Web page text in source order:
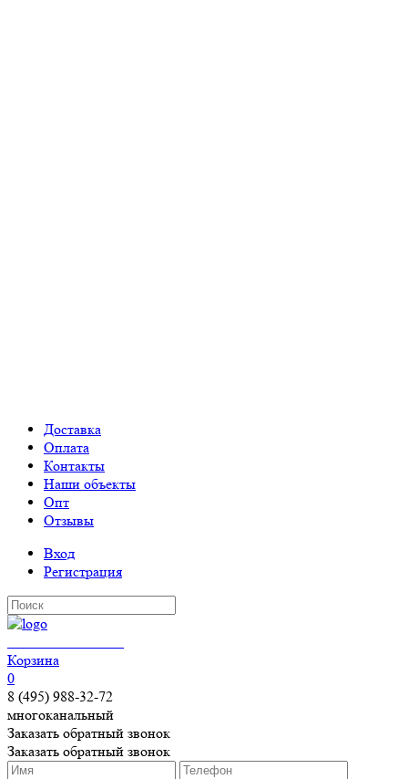
Доставка
Оплата
Контакты
Наши объекты
Опт
Отзывы
Вход
Регистрация
Корзина
0
8 (495) 988-32-72
многоканальный
Заказать обратный звонок
Заказать обратный звонок